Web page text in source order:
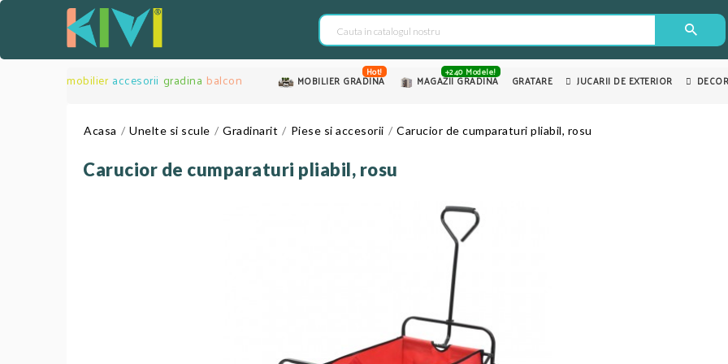
mobilier accesorii gradina balcon MOBILIER GRADINA
Hot!
MAGAZII GRADINA
+240 Modele!
GRATARE JUCARII DE EXTERIOR
Acasa Unelte si scule Gradinarit Piese si accesorii Carucior de cumparaturi pliabil, rosu
Carucior de cumparaturi pliabil, rosu